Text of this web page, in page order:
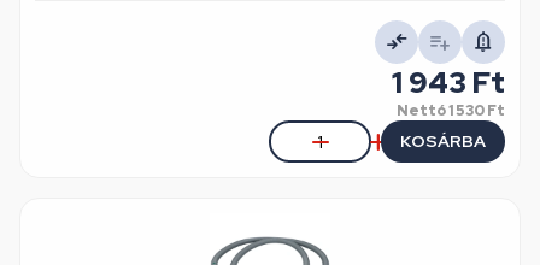
1 943 Ft
Nettó1 530 Ft
KOSÁRBA